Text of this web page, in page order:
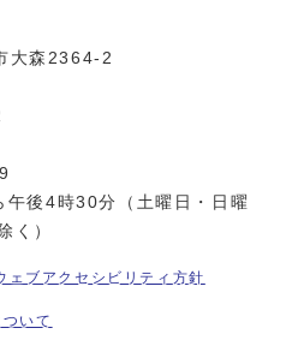
森2364‐2
午後4時30分（土曜日・日曜
く）
ェブアクセシビリティ方針
いて